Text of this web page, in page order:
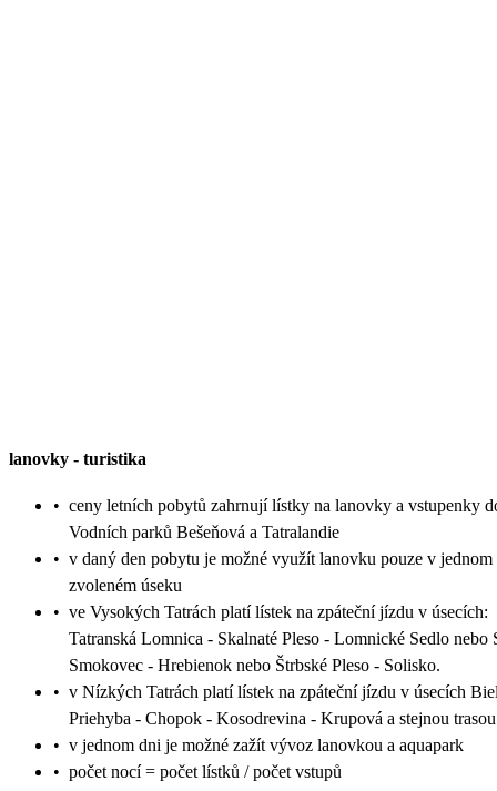
lanovky - turistika
• ceny letních pobytů zahrnují lístky na lanovky a vstupenky
Vodních parků Bešeňová a Tatralandie
• v daný den pobytu je možné využít lanovku pouze v jednom
zvoleném úseku
• ve Vysokých Tatrách platí lístek na zpáteční jízdu v úsecích:
Tatranská Lomnica - Skalnaté Pleso - Lomnické Sedlo nebo
Smokovec - Hrebienok nebo Štrbské Pleso - Solisko.
• v Nízkých Tatrách platí lístek na zpáteční jízdu v úsecích
Priehyba - Chopok - Kosodrevina - Krupová a stejnou
• v jednom dni je možné zažít vývoz lanovkou a aquapark
• počet nocí = počet lístků / počet vstupů